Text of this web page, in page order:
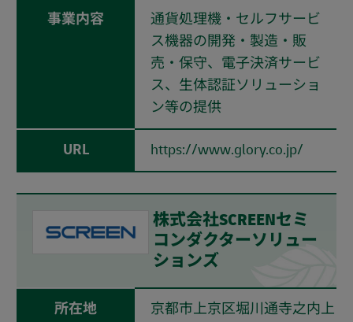
事業内容
通貨処理機・セルフサービ
ス機器の開発・製造・販
売・保守、電子決済サービ
ス、生体認証ソリューショ
ン等の提供
URL https://www.glory.co.jp/
株式会社SCREENセミ
コンダクターソリュー
ションズ
所在地 京都市上京区堀川通寺之内上